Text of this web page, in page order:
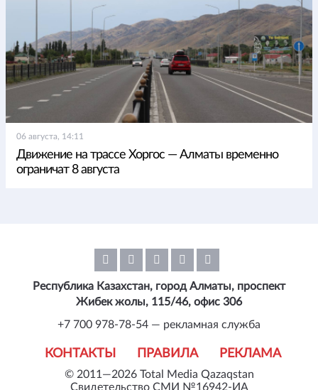
06 августа, 14:11
Движение на трассе Хоргос — Алматы временно
ограничат 8 августа
© 2011—2026 Total Media Qazaqstan
Свидетельство СМИ №16942-ИА
КОНТАКТЫ ПРАВИЛА РЕКЛАМА
Республика Казахстан, город Алматы, проспект
Жибек жолы, 115/46, офис 306
+7 700 978-78-54 — рекламная служба